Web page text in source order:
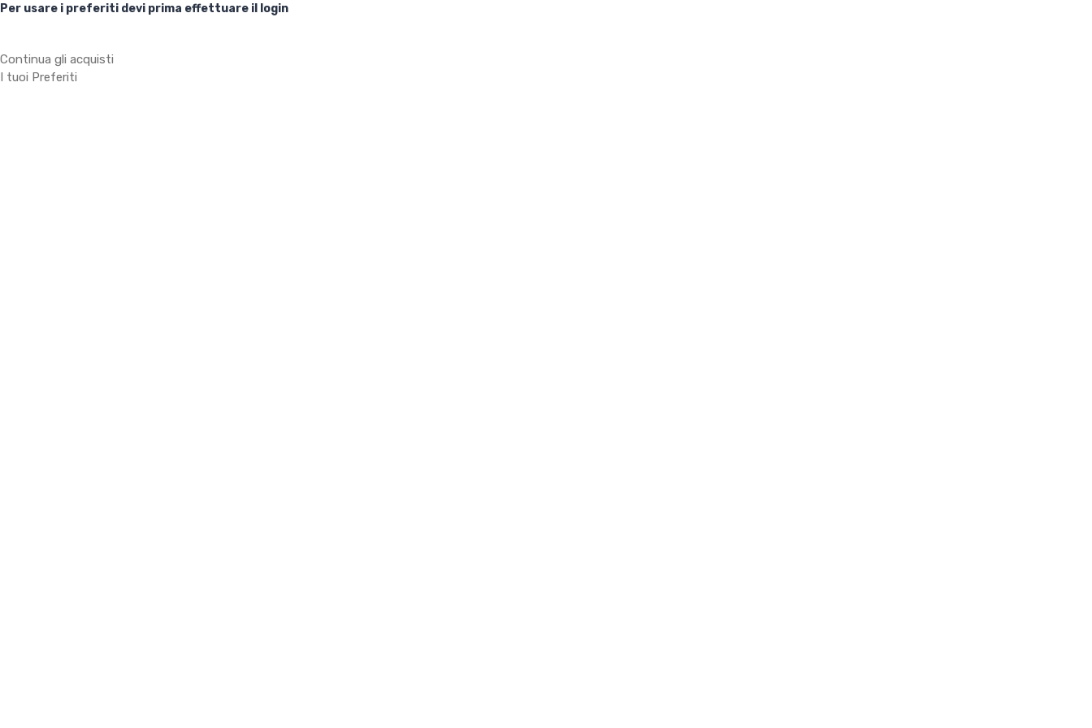
Per usare i preferiti devi prima effettuare il login
Continua gli acquisti
I tuoi Preferiti